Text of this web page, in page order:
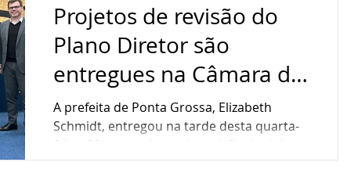
Projetos de revisão do
Plano Diretor são
entregues na Câmara de
PG
A prefeita de Ponta Grossa, Elizabeth
Schmidt, entregou na tarde desta quarta-
feira (28), os projetos de revisão das leis
que compõem o...